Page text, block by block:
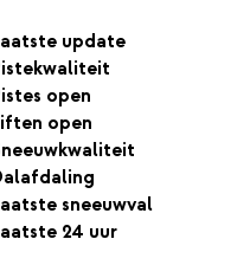
update
open
open
sneeuwval
24 uur